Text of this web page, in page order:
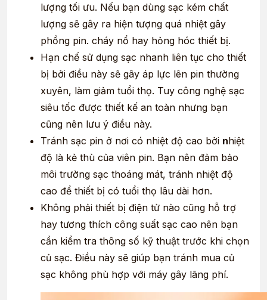
lượng tối ưu. Nếu bạn dùng sạc kém chất
lượng sẽ gây ra hiện tượng quá nhiệt gây
phồng pin. cháy nổ hay hỏng hóc thiết bị.
Hạn chế sử dụng sạc nhanh liên tục cho thiết
bị bởi điều này sẽ gây áp lực lên pin thường
xuyên, làm giảm tuổi thọ. Tuy công nghệ sạc
siêu tốc được thiết kế an toàn nhưng bạn
cũng nên lưu ý điều này.
Tránh sạc pin ở nơi có nhiệt độ cao bởi nhiệt
độ là kẻ thù của viên pin. Bạn nên đảm bảo
môi trường sạc thoáng mát, tránh nhiệt độ
cao để thiết bị có tuổi thọ lâu dài hơn.
Không phải thiết bị điện tử nào cũng hỗ trợ
hay tương thích công suất sạc cao nên bạn
cần kiểm tra thông số kỹ thuật trước khi chọn
củ sạc. Điều này sẽ giúp bạn tránh mua củ
sạc không phù hợp với máy gây lãng phí.